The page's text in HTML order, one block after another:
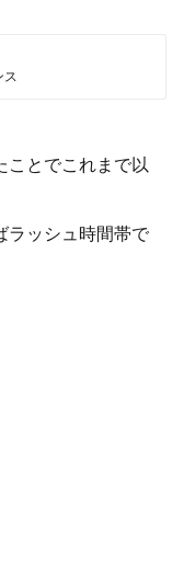
ス
ことでこれまで以
ラッシュ時間帯で